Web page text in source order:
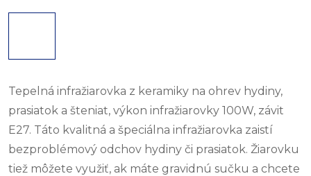
Tepelná infražiarovka z keramiky na ohrev hydiny,
prasiatok a šteniat, výkon infražiarovky 100W, závit
E27. Táto kvalitná a špeciálna infražiarovka zaistí
bezproblémový odchov hydiny či prasiatok. Žiarovku
tiež môžete využiť, ak máte gravidnú sučku a chcete